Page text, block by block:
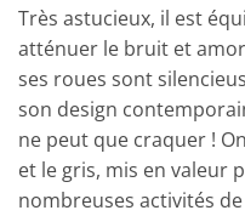
Très astucieux, il est
atténuer le bruit et
ses roues sont
son design
ne peut que craquer !
et le gris, mis en valeur
nombreuses activités